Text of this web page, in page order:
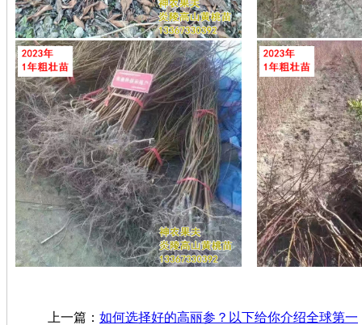
上一篇： 如何选择好的高丽参？以下给你介绍全球第一